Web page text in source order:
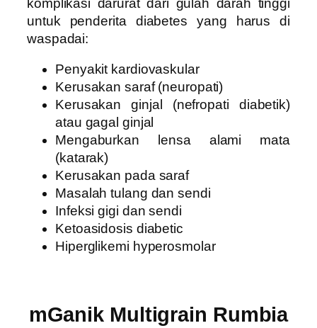
komplikasi darurat dari gulah darah tinggi
untuk penderita diabetes yang harus di
waspadai:
Penyakit kardiovaskular
Kerusakan saraf (neuropati)
Kerusakan ginjal (nefropati diabetik)
atau gagal ginjal
Mengaburkan lensa alami mata
(katarak)
Kerusakan pada saraf
Masalah tulang dan sendi
Infeksi gigi dan sendi
Ketoasidosis diabetic
Hiperglikemi hyperosmolar
mGanik Multigrain Rumbia